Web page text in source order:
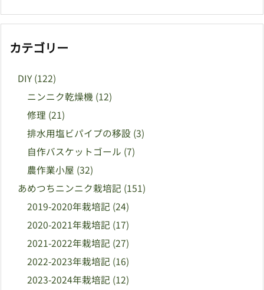
カテゴリー
DIY (122)
ニンニク乾燥機 (12)
修理 (21)
排水用塩ビパイプの移設 (3)
自作バスケットゴール (7)
農作業小屋 (32)
あめつちニンニク栽培記 (151)
2019-2020年栽培記 (24)
2020-2021年栽培記 (17)
2021-2022年栽培記 (27)
2022-2023年栽培記 (16)
2023-2024年栽培記 (12)